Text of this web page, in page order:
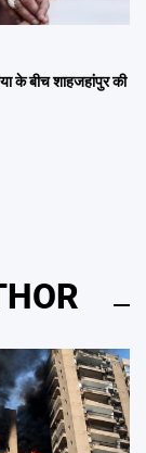
बीच शाहजहांपुर की